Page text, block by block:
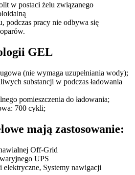
w postaci żelu związanego
ą
podczas pracy nie odbywa się
GEL
(nie wymaga uzupełniania wody);
substancji w podczas ładowania
pomieszczenia do ładowania;
700 cykli;
mają zastosowanie:
Off-Grid
UPS
elektryczne, Systemy nawigacji